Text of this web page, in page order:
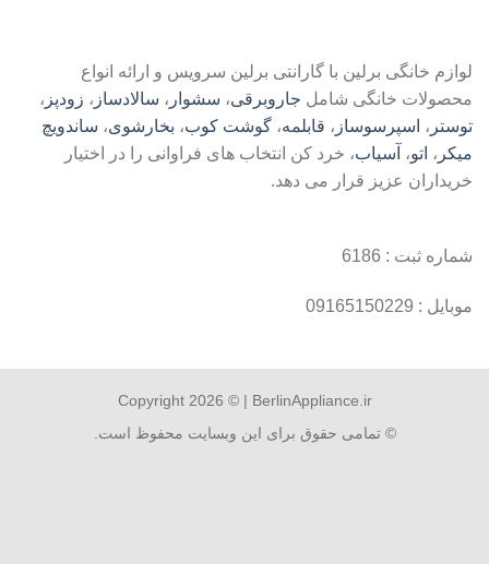
لوازم خانگی برلین با گارانتی برلین سرویس و ارائه انواع
محصولات خانگی شامل جاروبرقی، سشوار ، سالادساز ، زودپز ،
توستر ، اسپرسوساز ، قابلمه، گوشت کوب، بخارشوی، ساندویچ
میکر ، اتو، آسیاب، خرد کن انتخاب های فراوانی را در اختیار
خریداران عزیز قرار می دهد.
شماره ثبت : 6186
موبایل : 09165150229
Copyright 2026 © | BerlinAppliance.ir
© تمامی حقوق برای این وبسایت محفوظ است.